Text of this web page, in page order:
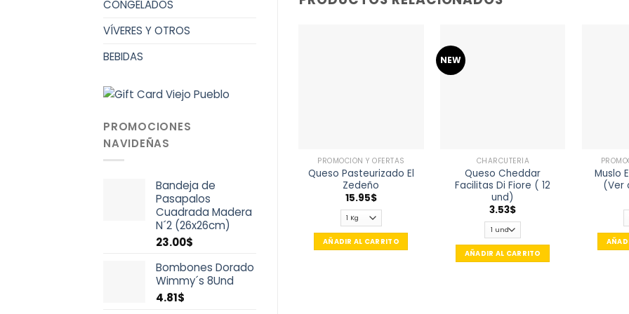
CONGELADOS
VÍVERES Y OTROS
BEBIDAS
PROMOCIONES
NAVIDEÑAS
Bandeja de
Pasapalos
Cuadrada Madera
N´2 (26x26cm)
23.00$
Bombones Dorado
Wimmy´s 8Und
4.81$
PROMOCIÓN Y OFERTAS
Queso Pasteurizado El
Zedeño
15.95$
Cantidad
AÑADIR AL CARRITO
NEW
CHARCUTERÍA
Queso Cheddar
Facilitas Di Fiore ( 12
und)
3.53$
Cantidad
AÑADIR AL CARRITO
Muslo
(Ver